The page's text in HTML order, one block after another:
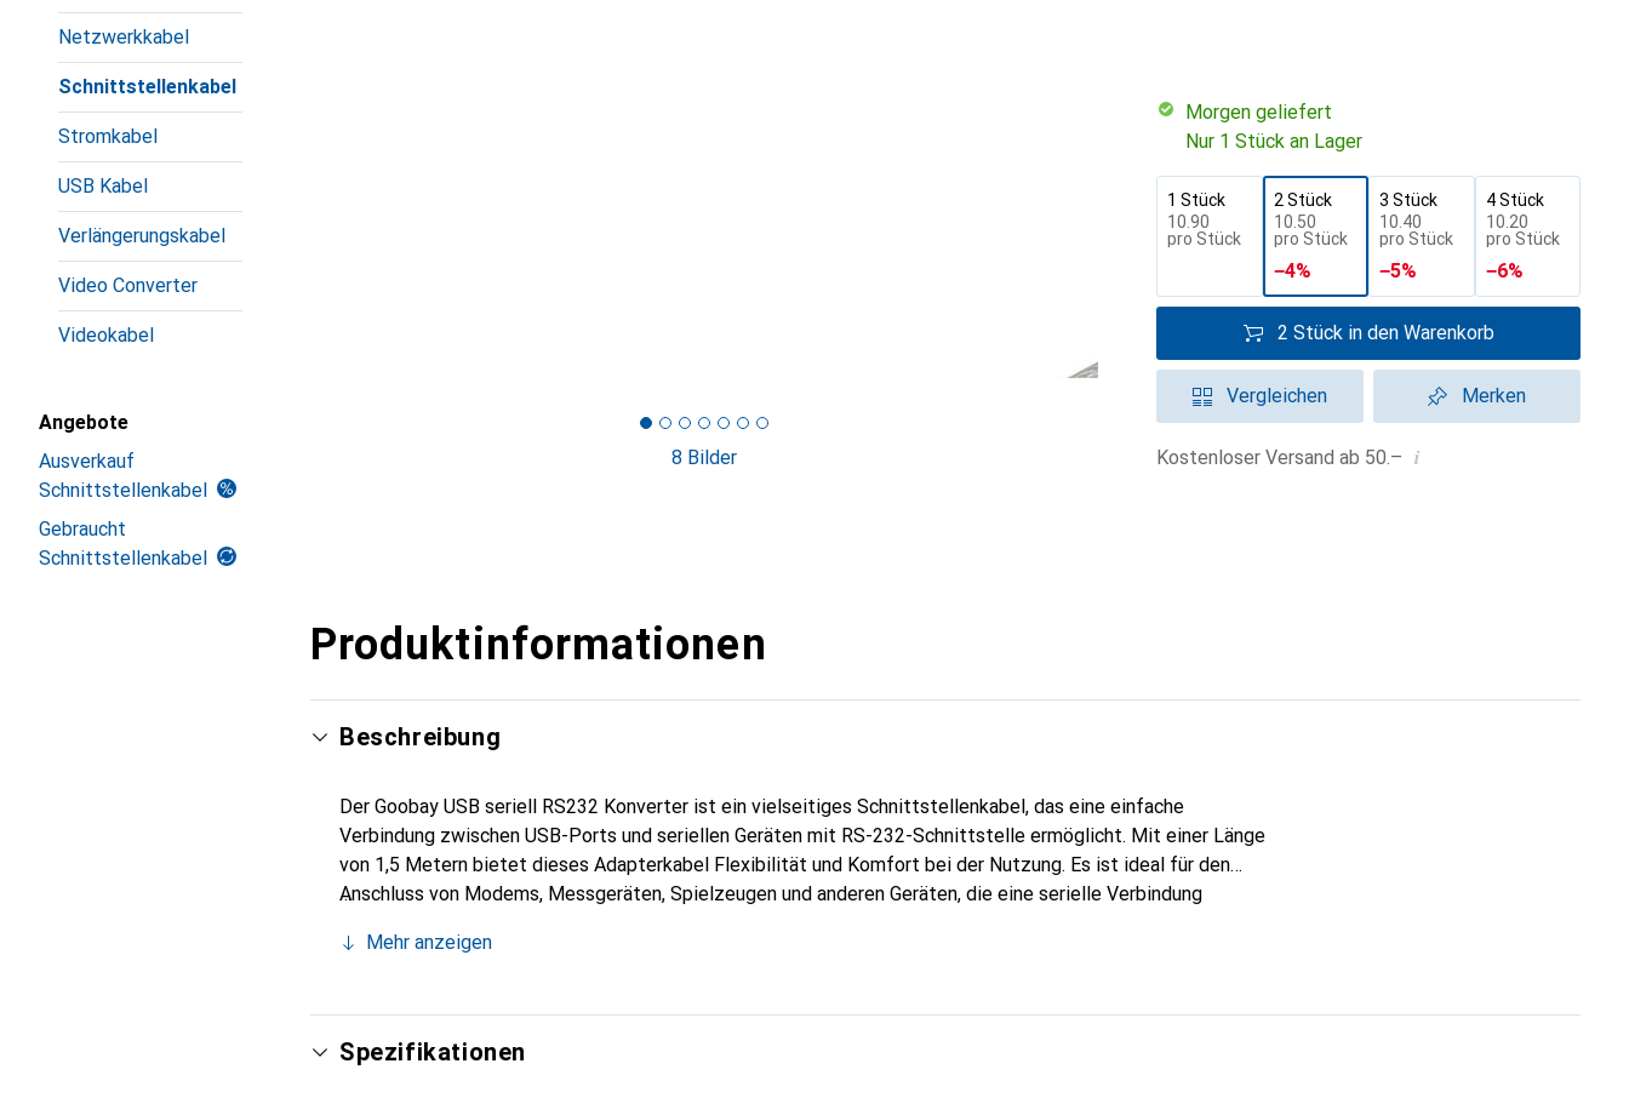
Netzwerkkabel
Schnittstellenkabel
Stromkabel
USB Kabel
Verlängerungskabel
Video Converter
Videokabel
Angebote
Ausverkauf
Schnittstellenkabel
Gebraucht
Schnittstellenkabel
8 Bilder
morgen geliefert
Nur 1 Stück an Lager
1 Stück
CHF
10.90
pro Stück
2 Stück
CHF
10.50
pro Stück
−4%
3 Stück
CHF
10.40
pro Stück
−5%
4 Stück
CHF
10.20
pro Stück
−6%
2 Stück in den Warenkorb
Vergleichen Merken
Kostenloser Versand ab 50.– i
Produktinformationen
Beschreibung
Der Goobay USB seriell RS232 Konverter ist ein vielseitiges Schnittstellenkabel, das eine einfache
Verbindung zwischen USB-Ports und seriellen Geräten mit RS-232-Schnittstelle ermöglicht. Mit einer Länge
von 1,5 Metern bietet dieses Adapterkabel Flexibilität und Komfort bei der Nutzung. Es ist ideal für den
Anschluss von Modems, Messgeräten, Spielzeugen und anderen Geräten, die eine serielle Verbindung
sowie USB 1.1 kompatibel. Ausgestattet mit einem Prolific-Chipsatz gewährleistet das Kabel eine
ansprechende Optik und einfache Handhabung. Der Goobay USB seriell RS232 Konverter ist mit
verschiedenen Windows-Betriebssystemen kompatibel, was ihn zu einer praktischen Lösung für
unterschiedliche Anwendungen macht.
Mehr anzeigen
Spezifikationen